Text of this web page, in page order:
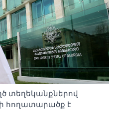
տեղեկանքներով
հողատարածք է